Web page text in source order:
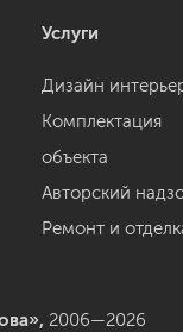
Услуги
Дизайн
Комплектация
объекта
Авторский
Ремонт и
2006—2026